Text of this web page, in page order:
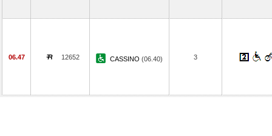
06.47 12652 CASSINO (06.40) 3